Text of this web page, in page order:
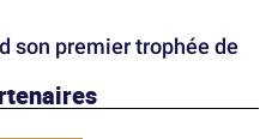
son premier trophée de